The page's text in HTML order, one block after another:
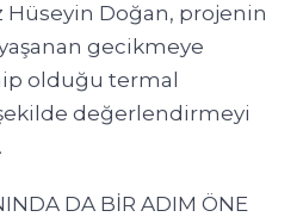
Hüseyin Doğan, projenin
gecikmeye
olduğu termal
değerlendirmeyi
DA BİR ADIM ÖNE